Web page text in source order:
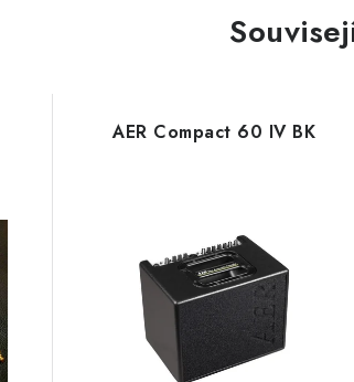
AER Compact 60 IV BK